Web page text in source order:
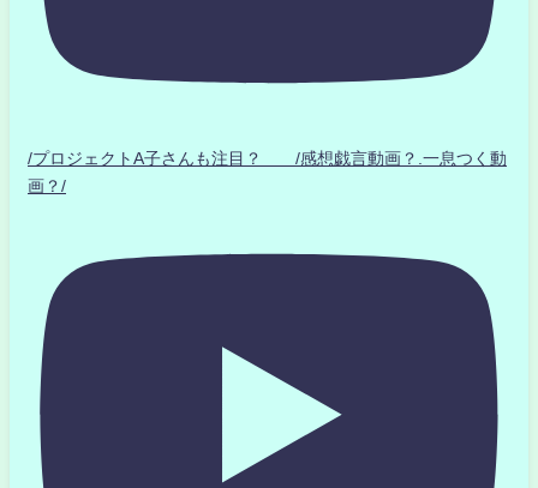
/プロジェクトA子さんも注目？ /感想戯言動画？.一息つく動
画？/